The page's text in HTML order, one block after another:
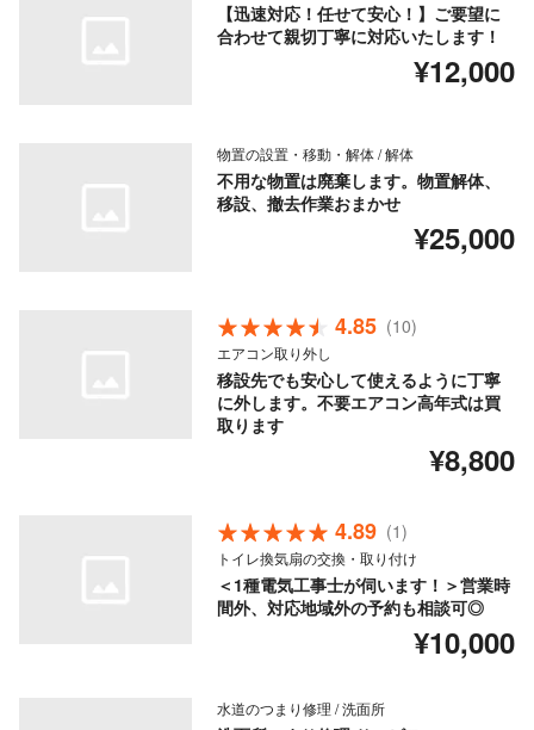
【迅速対応！任せて安心！】ご要望に
合わせて親切丁寧に対応いたします！
¥12,000
物置の設置・移動・解体 / 解体
不用な物置は廃棄します。物置解体、
移設、撤去作業おまかせ
¥25,000
4.85 (10)
エアコン取り外し
移設先でも安心して使えるように丁寧
に外します。不要エアコン高年式は買
取ります
¥8,800
4.89 (1)
トイレ換気扇の交換・取り付け
＜1種電気工事士が伺います！＞営業時
間外、対応地域外の予約も相談可◎
¥10,000
水道のつまり修理 / 洗面所